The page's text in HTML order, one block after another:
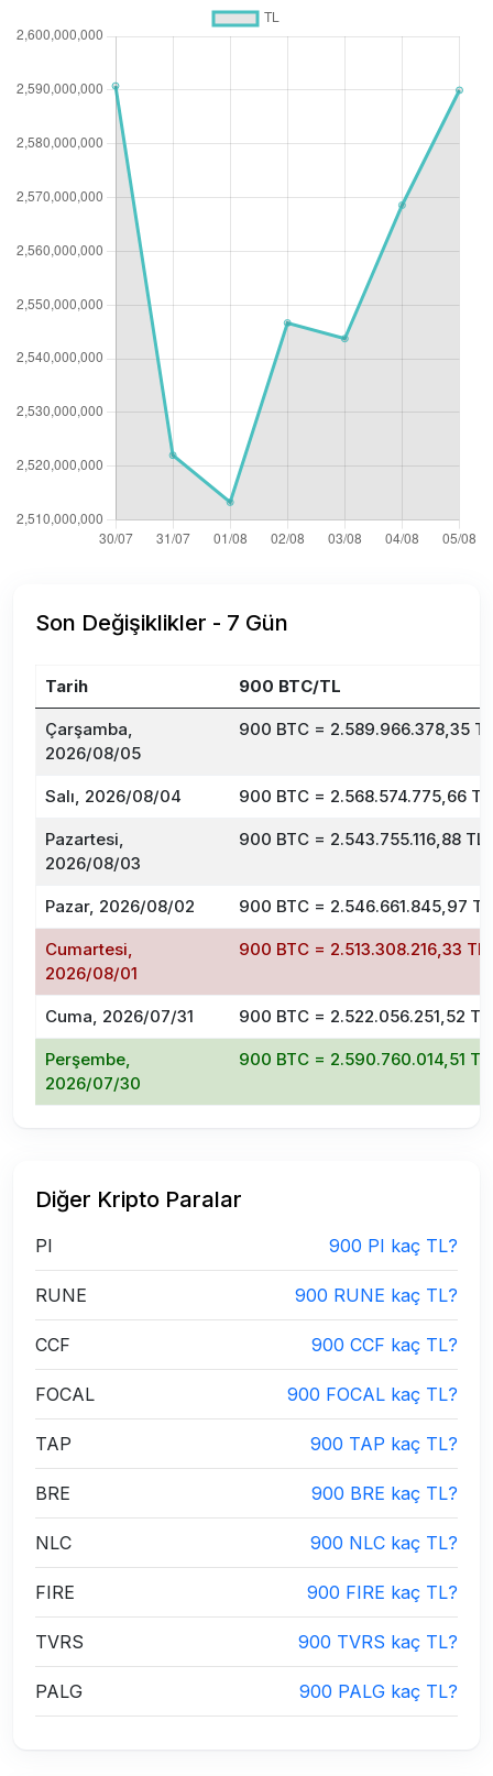
Son Değişiklikler - 7 Gün
Tarih 900 BTC/TL
Çarşamba,
2026/08/05
900 BTC = 2.589.966.378,35 TL
Salı, 2026/08/04 900 BTC = 2.568.574.775,66 TL
Pazartesi,
2026/08/03
900 BTC = 2.543.755.116,88 TL
Pazar, 2026/08/02 900 BTC = 2.546.661.845,97 TL
Cumartesi,
2026/08/01
900 BTC = 2.513.308.216,33 TL
Cuma, 2026/07/31 900 BTC = 2.522.056.251,52 TL
Perşembe,
2026/07/30
900 BTC = 2.590.760.014,51 TL
Diğer Kripto Paralar
PI 900 PI kaç TL?
RUNE 900 RUNE kaç TL?
CCF 900 CCF kaç TL?
FOCAL 900 FOCAL kaç TL?
TAP 900 TAP kaç TL?
BRE 900 BRE kaç TL?
NLC 900 NLC kaç TL?
FIRE 900 FIRE kaç TL?
TVRS 900 TVRS kaç TL?
PALG 900 PALG kaç TL?